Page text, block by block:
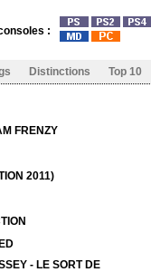
:
Distinctions Top 10
FRENZY
2011)
- LE SORT DE